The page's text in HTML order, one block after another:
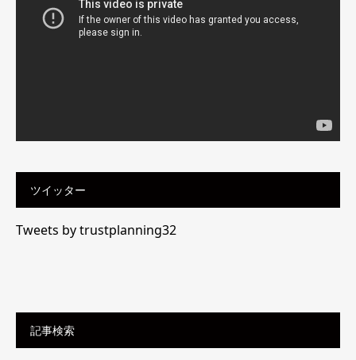
ツイッター
Tweets by trustplanning32
記事検索